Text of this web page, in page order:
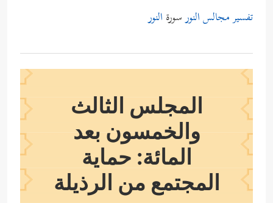
تفسير مجالس النورسورة النور
المجلس الثالث
والخمسون بعد
المائة: حماية
المجتمع من الرذيلة